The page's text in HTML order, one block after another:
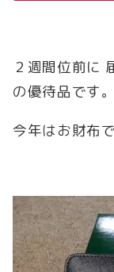
２週間位前に
の優待品です。
今年はお財布で